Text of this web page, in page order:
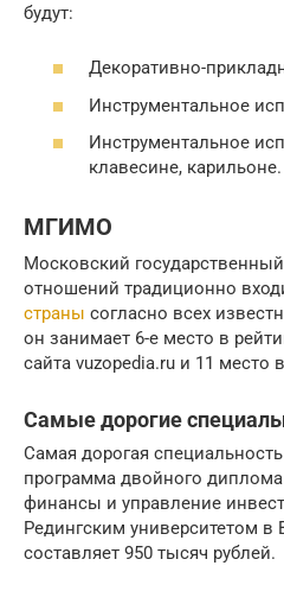
будут:
Декоративно-
Инструментальное
Инструментальное
клавесине, карильоне.
МГИМО
Московский
отношений традиционно
страны согласно всех
он занимает 6-е место в
сайта vuzopedia.ru и 11 место
Самые дорогие
Самая дорогая
программа двойного
финансы и управление
Редингским университетом в
составляет 950 тысяч рублей.